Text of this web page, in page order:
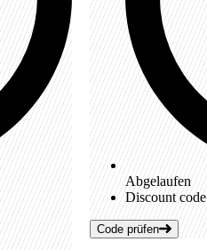
Abgelaufen
Discount code
Code prüfen